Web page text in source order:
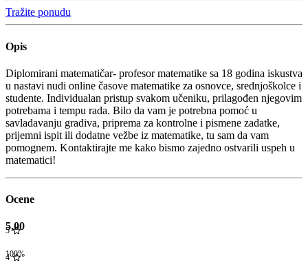
Tražite ponudu
Opis
Diplomirani matematičar- profesor matematike sa 18 godina iskustva
u nastavi nudi online časove matematike za osnovce, srednjoškolce i
studente. Individualan pristup svakom učeniku, prilagođen njegovim
potrebama i tempu rada. Bilo da vam je potrebna pomoć u
savladavanju gradiva, priprema za kontrolne i pismene zadatke,
prijemni ispit ili dodatne vežbe iz matematike, tu sam da vam
pomognem. Kontaktirajte me kako bismo zajedno ostvarili uspeh u
matematici!
Ocene
5,00
5
100%
4